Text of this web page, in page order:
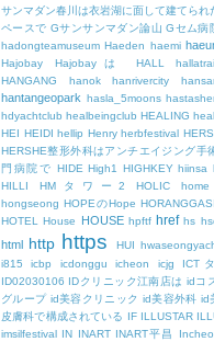
サンマダン春川は衣岩湖に面して建てられ
ペースで Gサンサンマダン論山 Gセム病
hadongteamuseum Haeden haemi
Hajobay
Hajobayは HALL
HANGANG hanok hanrivercity
hantangeopark hasla_5moons
hdyachtclub healbeingclub HEALING
HEI HEIDI hellip Henry herbfestival
HERSHE整形外科はアンチエイジング手
門病院で HIDE High1 HIGHKEY hiinsa
HILLI
HMタワー2 HOLIC home
hongseong HOPEのHope
HOTEL
House HOUSE hpftf href hs
html http https HUI
i815
icbp icdonggu icheon icjg ICT
ID02030106 IDクリニック江南店は idコ
グループ id美容クリニック id美容外科 id
皮膚科で構成されている IF ILLUSTAR
imsilfestival IN INART INART平昌